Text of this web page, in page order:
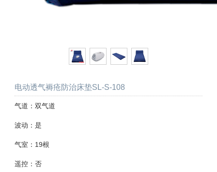
电动透气褥疮防治床垫SL-S-108
气道：双气道
波动：是
气室：19根
遥控：否